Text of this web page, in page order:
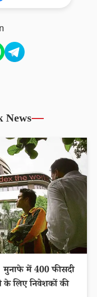
News
में 400 फीसदी
के लिए निवेशकों की